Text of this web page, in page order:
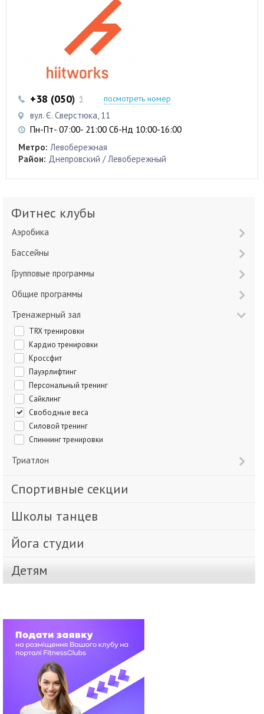
+38 (050) 103 22 22 +38 (050) 103 22 22
посмотреть номер
вул. Є. Сверстюка, 11
Пн-Пт- 07:00- 21:00 Сб-Нд 10:00-16:00
Метро: Левобережная
Район: Днепровский / Левобережный
Фитнес клубы
Аэробика
Бассейны
Групповые программы
Общие программы
Тренажерный зал
TRX тренировки
Кардио тренировки
Кроссфит
Пауэрлифтинг
Персональный тренинг
Сайклинг
Свободные веса
Силовой тренинг
Спиннинг тренировки
Триатлон
Спортивные секции
Школы танцев
Йога студии
Детям